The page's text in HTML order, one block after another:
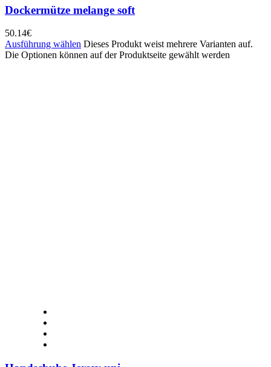
Dockermütze melange soft
50.14€
Ausführung wählen Dieses Produkt weist mehrere Varianten auf.
Die Optionen können auf der Produktseite gewählt werden